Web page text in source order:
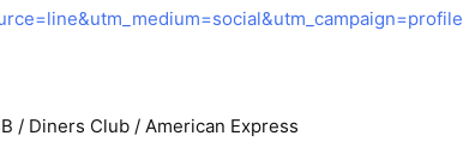
/ Diners Club / American Express